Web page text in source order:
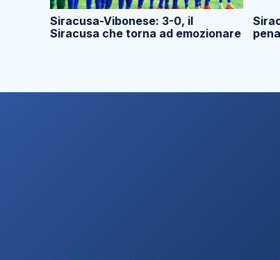
Siracusa-Vibonese: 3-0, il
Siracusa che torna ad emozionare